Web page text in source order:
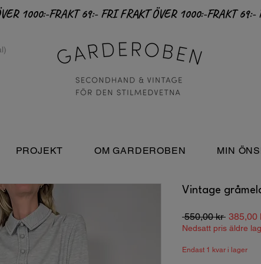
PROJEKT OM GARDEROBEN MIN
Vintage
550,00 kr
pris
385,00
Nedsatt pris äldre
Endast 1 kvar i lager